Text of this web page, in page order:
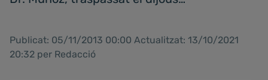
Publicat: 05/11/2013 00:00 Actualitzat: 13/10/2021
20:32 per Redacció